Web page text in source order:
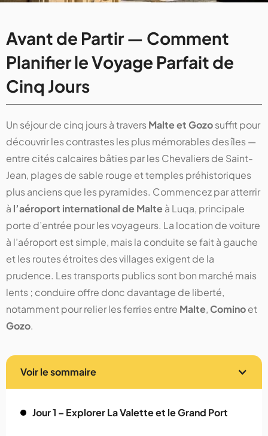
Avant de Partir — Comment
Planifier le Voyage Parfait de
Cinq Jours
Un séjour de cinq jours à traversMalte et Gozosuffit pour
découvrir les contrastes les plus mémorables des îles —
entre cités calcaires bâties par les Chevaliers de Saint-
Jean, plages de sable rouge et temples préhistoriques
plus anciens que les pyramides. Commencez par atterrir
à l’aéroport international de Malteà Luqa, principale
porte d’entrée pour les voyageurs. La location de voiture
à l’aéroport est simple, mais la conduite se fait à gauche
et les routes étroites des villages exigent de la
prudence. Les transports publics sont bon marché mais
lents ; conduire offre donc davantage de liberté,
notamment pour relier les ferries entre Malte, Cominoet
Gozo.
Voir le sommaire
Jour 1 – Explorer La Valette et le Grand Port